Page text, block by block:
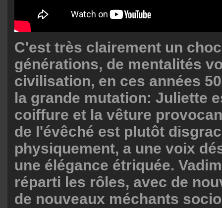
C'est très clairement un
générations, de mentalités
civilisation, en ces années
la grande mutation: Juliette
coiffure et la vêture
de l'évêché est plutôt
physiquement, a une voix
une élégance étriquée.
réparti les rôles, avec de
de nouveaux méchants